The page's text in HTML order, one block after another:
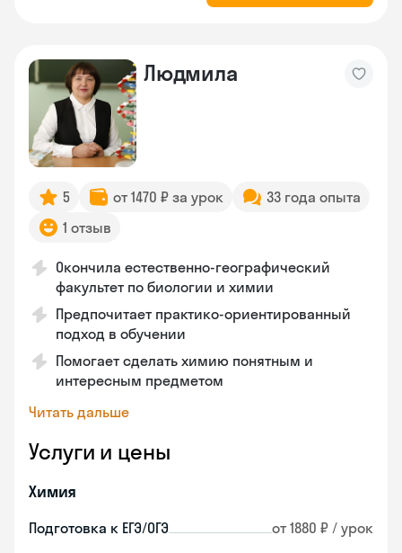
Людмила
5 от 1470 ₽ за урок
33 года опыта
1 отзыв
Окончила естественно-географический
факультет по биологии и химии
Предпочитает практико-ориентированный
подход в обучении
Помогает сделать химию понятным и
интересным предметом
Читать дальше
Услуги и цены
Химия
Подготовка к ЕГЭ/ОГЭ от 1880 ₽ / урок